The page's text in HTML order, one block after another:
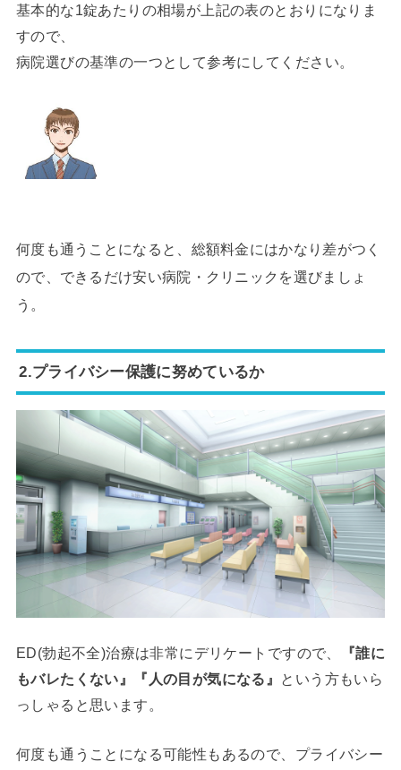
基本的な1錠あたりの相場が上記の表のとおりになりま
すので、
病院選びの基準の一つとして参考にしてください。
何度も通うことになると、総額料金にはかなり差がつく
ので、できるだけ安い病院・クリニックを選びましょ
う。
2.プライバシー保護に努めているか
ED(勃起不全)治療は非常にデリケートですので、
『誰に
もバレたくない』『人の目が気になる』
という方もいら
っしゃると思います。
何度も通うことになる可能性もあるので、プライバシー